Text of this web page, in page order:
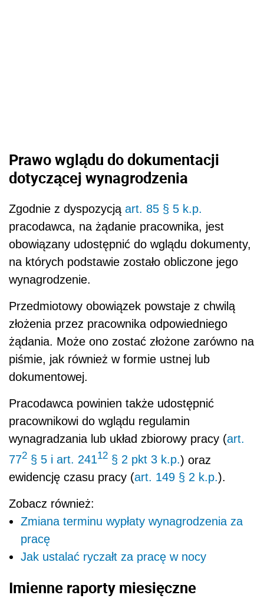
Prawo wglądu do dokumentacji
dotyczącej wynagrodzenia
Zgodnie z dyspozycją art. 85 § 5 k.p.
pracodawca, na żądanie pracownika, jest
obowiązany udostępnić do wglądu dokumenty,
na których podstawie zostało obliczone jego
wynagrodzenie.
Przedmiotowy obowiązek powstaje z chwilą
złożenia przez pracownika odpowiedniego
żądania. Może ono zostać złożone zarówno na
piśmie, jak również w formie ustnej lub
dokumentowej.
Pracodawca powinien także udostępnić
pracownikowi do wglądu regulamin
wynagradzania lub układ zbiorowy pracy (art.
772 § 5 i art. 24112 § 2 pkt 3 k.p.) oraz
ewidencję czasu pracy (art. 149 § 2 k.p.).
Zobacz również:
Zmiana terminu wypłaty wynagrodzenia za
pracę
Jak ustalać ryczałt za pracę w nocy
Imienne raporty miesięczne